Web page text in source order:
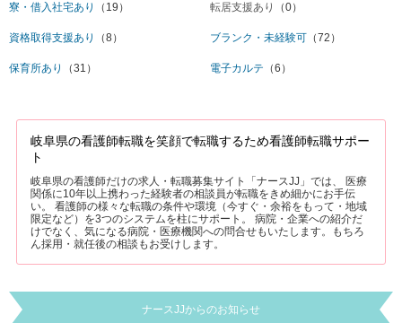
寮・借入社宅あり （19） 転居支援あり （0）
資格取得支援あり （8） ブランク・未経験可 （72）
保育所あり （31） 電子カルテ （6）
岐阜県の看護師転職を笑顔で転職するため看護師転職サポー
ト
岐阜県の看護師だけの求人・転職募集サイト「ナースJJ」では、 医療
関係に10年以上携わった経験者の相談員が転職をきめ細かにお手伝
い。 看護師の様々な転職の条件や環境（今すぐ・余裕をもって・地域
限定など）を3つのシステムを柱にサポート。 病院・企業への紹介だ
けでなく、気になる病院・医療機関への問合せもいたします。もちろ
ん採用・就任後の相談もお受けします。
ナースJJからのお知らせ